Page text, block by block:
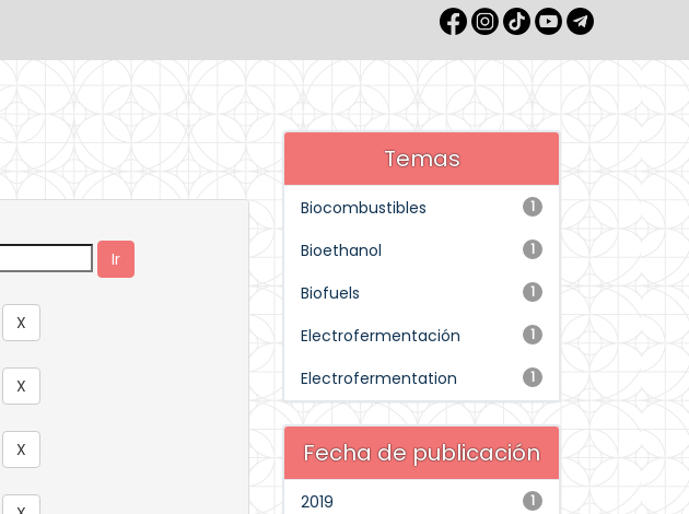
Temas
1
Biocombustibles
1
Bioethanol
1
Biofuels
1
Electrofermentación
1
Electrofermentation
Fecha de publicación
1
2019